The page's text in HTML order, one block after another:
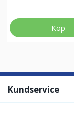
Köp
Kundservice